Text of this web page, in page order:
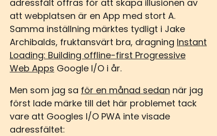
adressfält offras för att skapa illusionen av
att webplatsen är en App med stort A.
Samma inställning märktes tydligt i Jake
Archibalds, fruktansvärt bra, dragning Instant
Loading: Building offline-first Progressive
Web Apps Google I/O i år.
Men som jag sa för en månad sedan när jag
först lade märke till det här problemet tack
vare att Googles I/O PWA inte visade
adressfältet: